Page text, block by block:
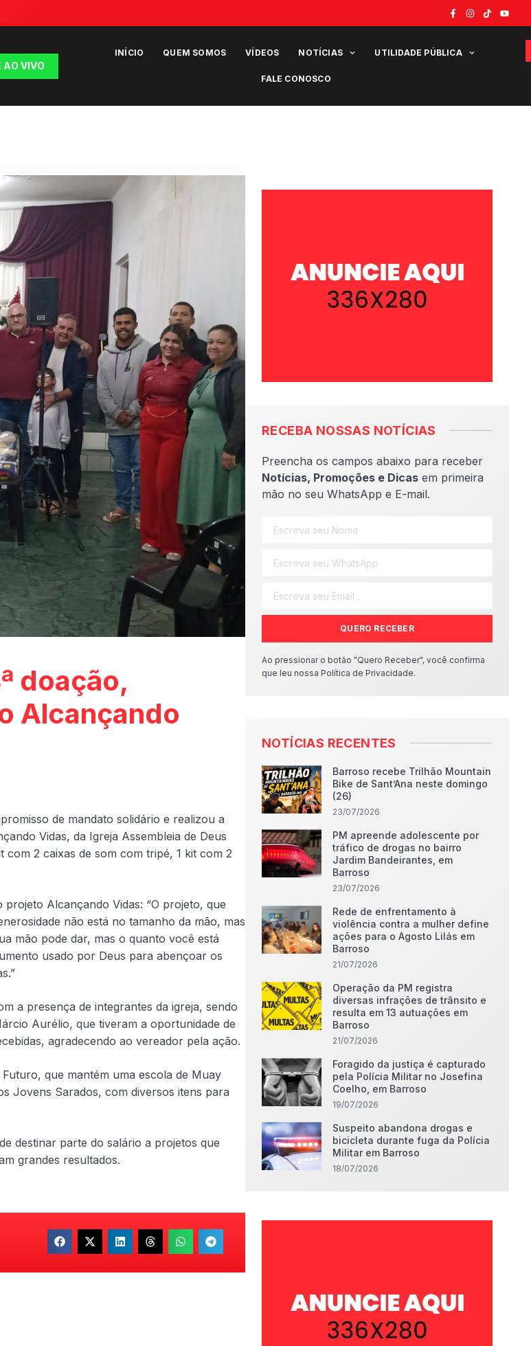
AO VIVO
INÍCIO QUEM SOMOS VÍDEOS NOTÍCIAS UTILIDADE PÚBLICA
FALE CONOSCO
doação,
Alcançando
de mandato solidário e realizou a
Vidas, da Igreja Assembleia de Deus
2 caixas de som com tripé, 1 kit com 2
Alcançando Vidas: “O projeto, que
não está no tamanho da mão, mas
mão pode dar, mas o quanto você está
usado por Deus para abençoar os
a presença de integrantes da igreja, sendo
Aurélio, que tiveram a oportunidade de
agradecendo ao vereador pela ação.
que mantém uma escola de Muay
Jovens Sarados, com diversos itens para
destinar parte do salário a projetos que
grandes resultados.
RECEBA NOSSAS NOTÍCIAS
Preencha os campos abaixo para receber
Notícias, Promoções e Dicas em primeira
mão no seu WhatsApp e E-mail.
QUERO RECEBER
Ao pressionar o botão "Quero Receber", você confirma
que leu nossa Política de Privacidade.
NOTÍCIAS RECENTES
Barroso recebe Trilhão Mountain
Bike de Sant’Ana neste domingo
(26)
23/07/2026
PM apreende adolescente por
tráfico de drogas no bairro
Jardim Bandeirantes, em
Barroso
23/07/2026
Rede de enfrentamento à
violência contra a mulher define
ações para o Agosto Lilás em
Barroso
21/07/2026
Operação da PM registra
diversas infrações de trânsito e
resulta em 13 autuações em
Barroso
21/07/2026
Foragido da justiça é capturado
pela Polícia Militar no Josefina
Coelho, em Barroso
19/07/2026
Suspeito abandona drogas e
bicicleta durante fuga da Polícia
Militar em Barroso
18/07/2026